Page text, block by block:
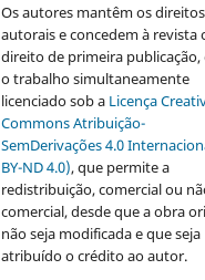
Os autores mantêm os direitos
autorais e concedem à revista
direito de primeira publicação,
o trabalho simultaneamente
licenciado sob a Licença
Commons Atribuição-
SemDerivações 4.0
BY-ND 4.0), que permite a
redistribuição, comercial ou
comercial, desde que a obra
não seja modificada e que seja
atribuído o crédito ao autor.